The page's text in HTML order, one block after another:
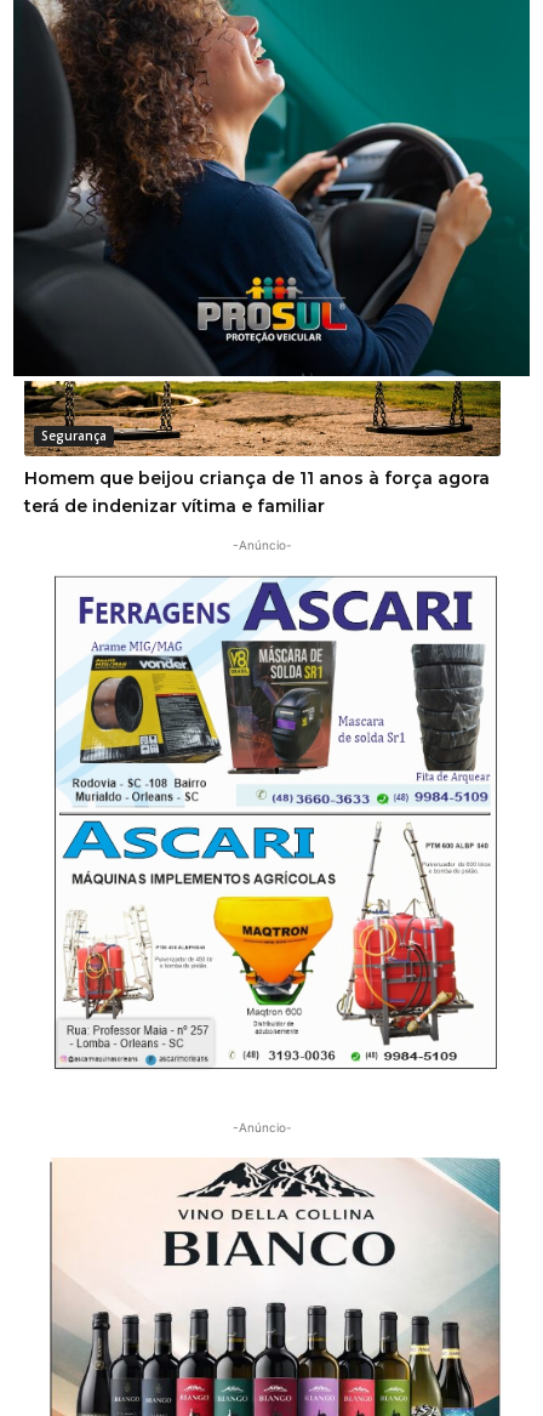
Segurança
Golpe do falso advogado em Urussanga deixa vítima
com prejuízo de R$ 51 mil
Segurança
Homem que beijou criança de 11 anos à força agora
terá de indenizar vítima e familiar
-Anúncio-
-Anúncio-